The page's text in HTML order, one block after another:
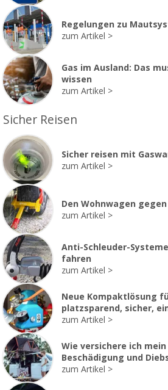
Regelungen zu
zum Artikel
Gas im Ausland: Das
wissen
zum Artikel
Sicher Reisen
Sicher reisen mit
zum Artikel
Den Wohnwagen
zum Artikel
Anti-Schleuder-
fahren
zum Artikel
Neue Kompaktlösung
platzsparend, sicher,
zum Artikel
Wie versichere ich
Beschädigung und
zum Artikel